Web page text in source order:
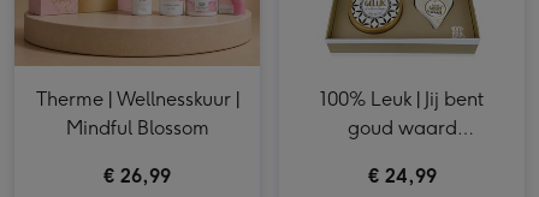
Therme | Wellnesskuur |
Mindful Blossom
€ 26,99
100% Leuk | Jij bent
goud waard
€ 24,99